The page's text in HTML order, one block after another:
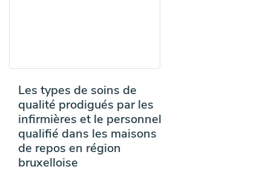
Les types de soins de
qualité prodigués par les
infirmières et le personnel
qualifié dans les maisons
de repos en région
bruxelloise